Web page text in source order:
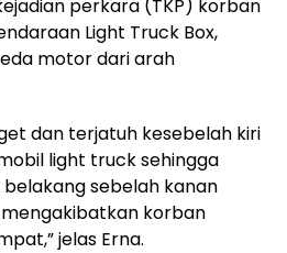
perkara (TKP) korban
Light Truck Box,
motor dari arah
dan terjatuh kesebelah kiri
light truck sehingga
sebelah kanan
korban
jelas Erna.